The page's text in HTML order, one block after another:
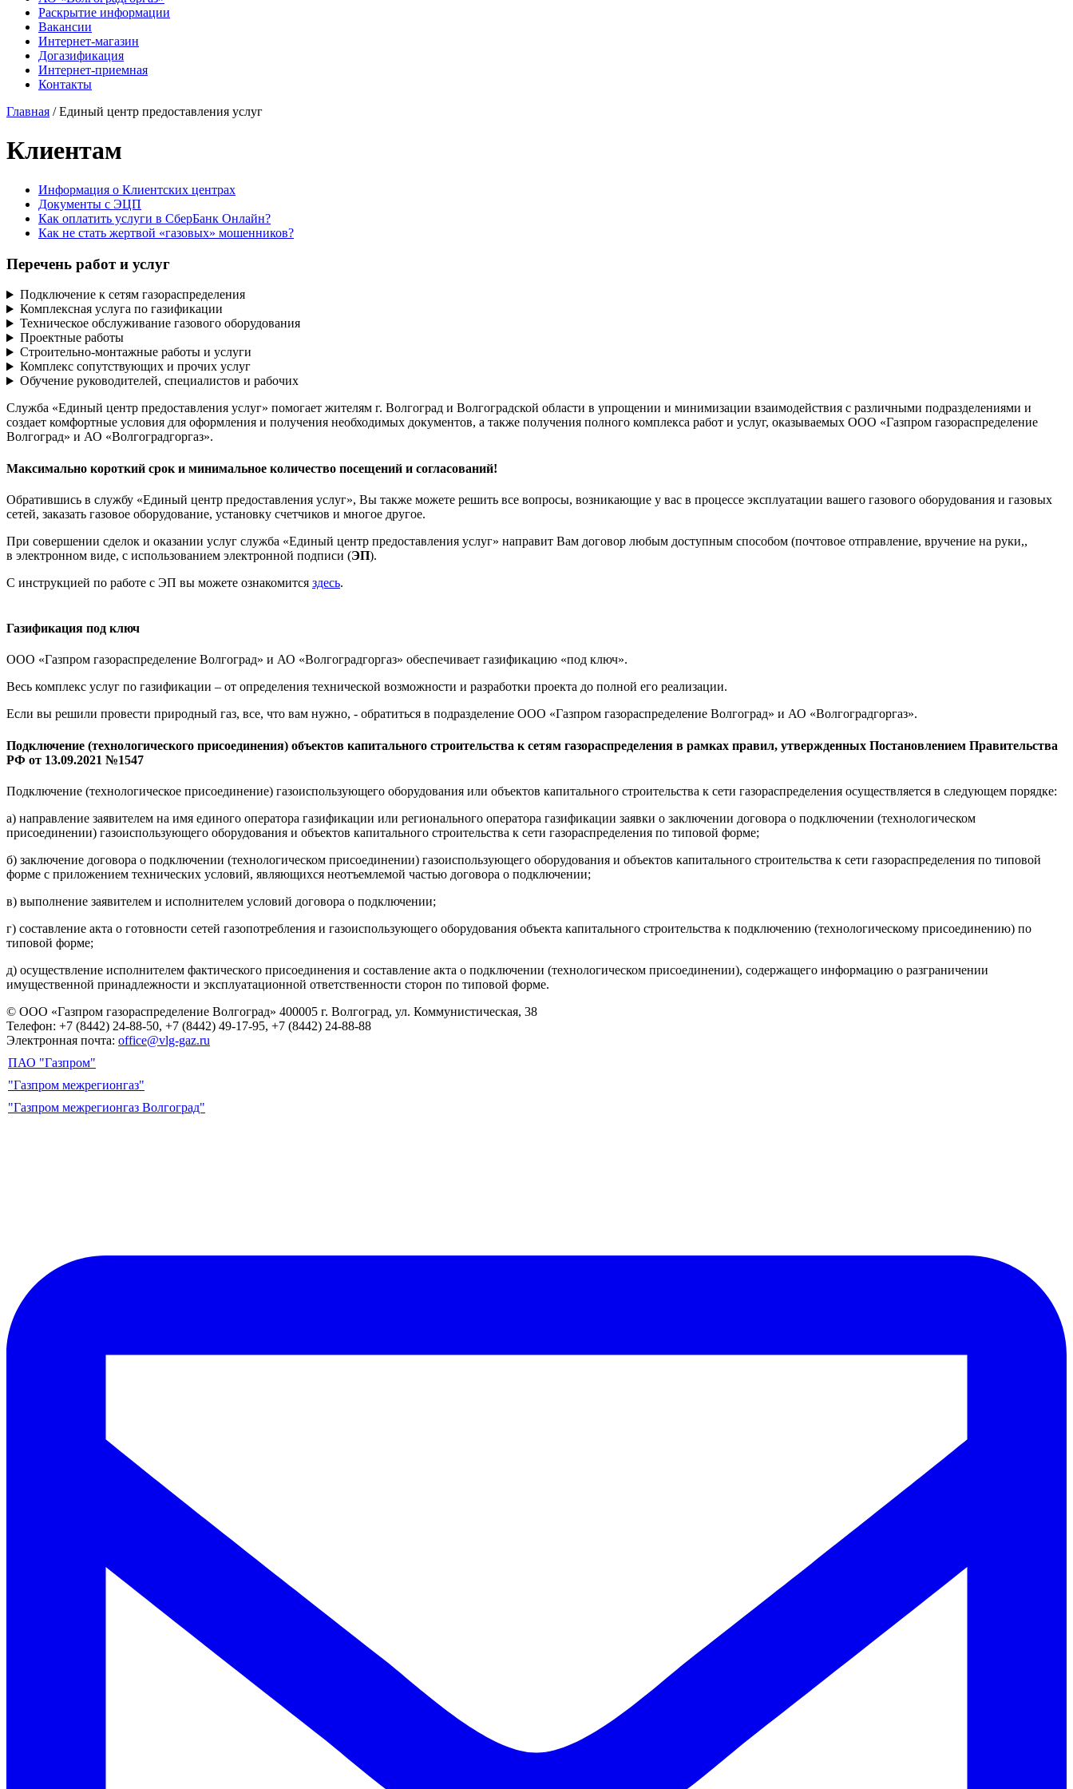
Раскрытие информации
Вакансии
Интернет-магазин
Догазификация
Интернет-приемная
Контакты
Главная / Единый центр предоставления услуг
Клиентам
Информация о Клиентских центрах
Документы с ЭЦП
Как оплатить услуги в СберБанк Онлайн?
Как не стать жертвой «газовых» мошенников?
Перечень работ и услуг
Подключение к сетям газораспределения
Комплексная услуга по газификации
Техническое обслуживание газового оборудования
Проектные работы
Строительно-монтажные работы и услуги
Комплекс сопутствующих и прочих услуг
Обучение руководителей, специалистов и рабочих
Служба «Единый центр предоставления услуг» помогает жителям г. Волгоград и Волгоградской области в упрощении и минимизации взаимодействия с различными подразделениями и
создает комфортные условия для оформления и получения необходимых документов, а также получения полного комплекса работ и услуг, оказываемых ООО «Газпром газораспределение
Волгоград» и АО «Волгоградгоргаз».
Максимально короткий срок и минимальное количество посещений и согласований!
Обратившись в службу «Единый центр предоставления услуг», Вы также можете решить все вопросы, возникающие у вас в процессе эксплуатации вашего газового оборудования и газовых
сетей, заказать газовое оборудование, установку счетчиков и многое другое.
При совершении сделок и оказании услуг служба «Единый центр предоставления услуг» направит Вам договор любым доступным способом (почтовое отправление, вручение на руки,,
в электронном виде, с использованием электронной подписи (ЭП).
С инструкцией по работе с ЭП вы можете ознакомится здесь.
Газификация под ключ
ООО «Газпром газораспределение Волгоград» и АО «Волгоградгоргаз» обеспечивает газификацию «под ключ».
Весь комплекс услуг по газификации – от определения технической возможности и разработки проекта до полной его реализации.
Если вы решили провести природный газ, все, что вам нужно, - обратиться в подразделение ООО «Газпром газораспределение Волгоград» и АО «Волгоградгоргаз».
Подключение (технологического присоединения) объектов капитального строительства к сетям газораспределения в рамках правил, утвержденных Постановлением Правительства
РФ от 13.09.2021 №1547
Подключение (технологическое присоединение) газоиспользующего оборудования или объектов капитального строительства к сети газораспределения осуществляется в следующем порядке:
а) направление заявителем на имя единого оператора газификации или регионального оператора газификации заявки о заключении договора о подключении (технологическом
присоединении) газоиспользующего оборудования и объектов капитального строительства к сети газораспределения по типовой форме;
б) заключение договора о подключении (технологическом присоединении) газоиспользующего оборудования и объектов капитального строительства к сети газораспределения по типовой
форме с приложением технических условий, являющихся неотъемлемой частью договора о подключении;
в) выполнение заявителем и исполнителем условий договора о подключении;
г) составление акта о готовности сетей газопотребления и газоиспользующего оборудования объекта капитального строительства к подключению (технологическому присоединению) по
типовой форме;
д) осуществление исполнителем фактического присоединения и составление акта о подключении (технологическом присоединении), содержащего информацию о разграничении
имущественной принадлежности и эксплуатационной ответственности сторон по типовой форме.
© ООО «Газпром газораспределение Волгоград» 400005 г. Волгоград, ул. Коммунистическая, 38
Телефон: +7 (8442) 24-88-50, +7 (8442) 49-17-95, +7 (8442) 24-88-88
Электронная почта: office@vlg-gaz.ru
ПАО "Газпром"
"Газпром межрегионгаз"
"Газпром межрегионгаз Волгоград"